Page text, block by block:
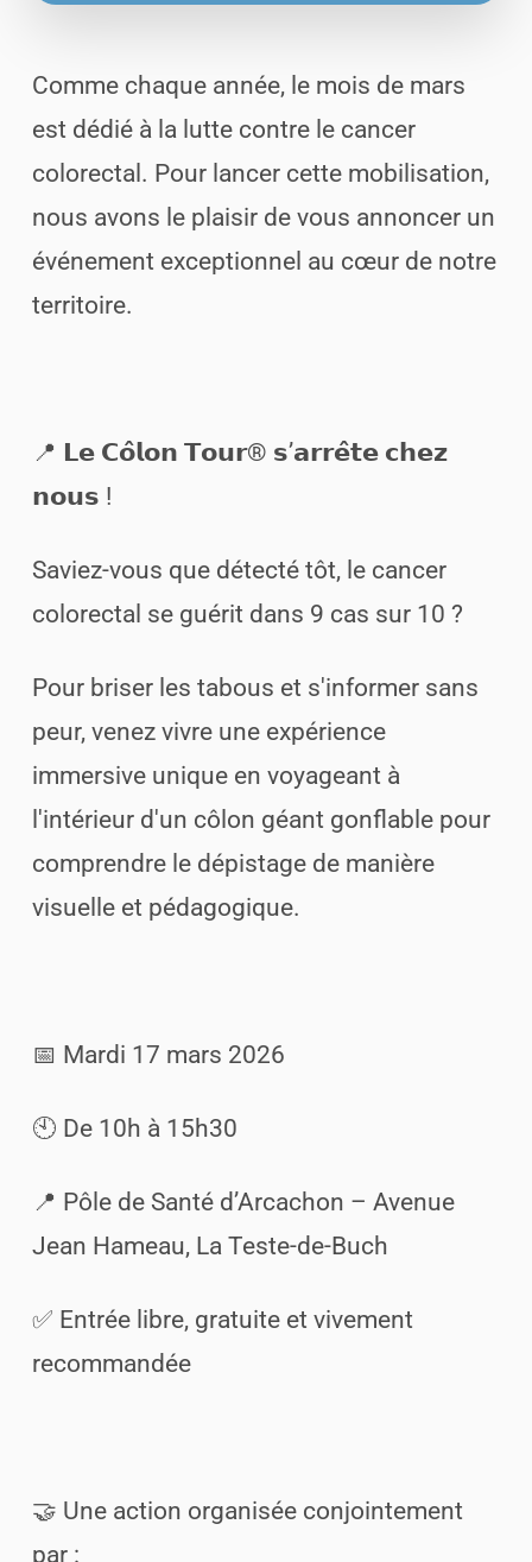
Comme chaque année, le mois de mars
est dédié à la lutte contre le cancer
colorectal. Pour lancer cette mobilisation,
nous avons le plaisir de vous annoncer un
événement exceptionnel au cœur de notre
territoire.
📍 𝗟𝗲 𝗖𝗼̂𝗹𝗼𝗻 𝗧𝗼𝘂𝗿® 𝘀’𝗮𝗿𝗿𝗲̂𝘁𝗲 𝗰𝗵𝗲𝘇
𝗻𝗼𝘂𝘀 !
Saviez-vous que détecté tôt, le cancer
colorectal se guérit dans 9 cas sur 10 ?
Pour briser les tabous et s'informer sans
peur, venez vivre une expérience
immersive unique en voyageant à
l'intérieur d'un côlon géant gonflable pour
comprendre le dépistage de manière
visuelle et pédagogique.
📅 Mardi 17 mars 2026
🕙 De 10h à 15h30
📍 Pôle de Santé d’Arcachon – Avenue
Jean Hameau, La Teste-de-Buch
✅ Entrée libre, gratuite et vivement
recommandée
🤝 Une action organisée conjointement
par :